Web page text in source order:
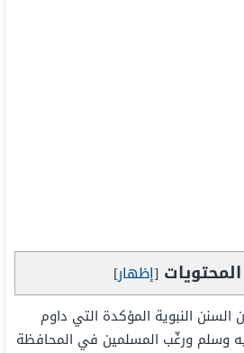
[إظهار]
النبوية المؤكدة التي داوم
وسلم ورغّب المسلمين في المحافظة